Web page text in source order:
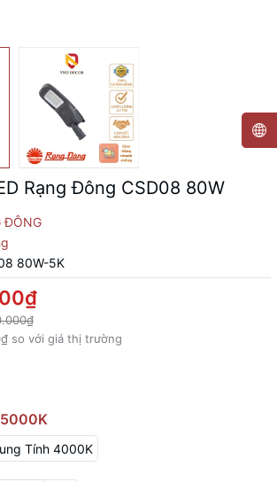
Rạng Đông CSD08 80W
ĐÔNG
80W-5K
so với giá thị trường
Tính 4000K